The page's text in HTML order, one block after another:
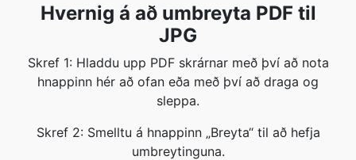
Hvernig á að umbreyta PDF til
JPG
Skref 1: Hladdu upp PDF skrárnar með því að nota
hnappinn hér að ofan eða með því að draga og
sleppa.
Skref 2: Smelltu á hnappinn „Breyta“ til að hefja
umbreytinguna.